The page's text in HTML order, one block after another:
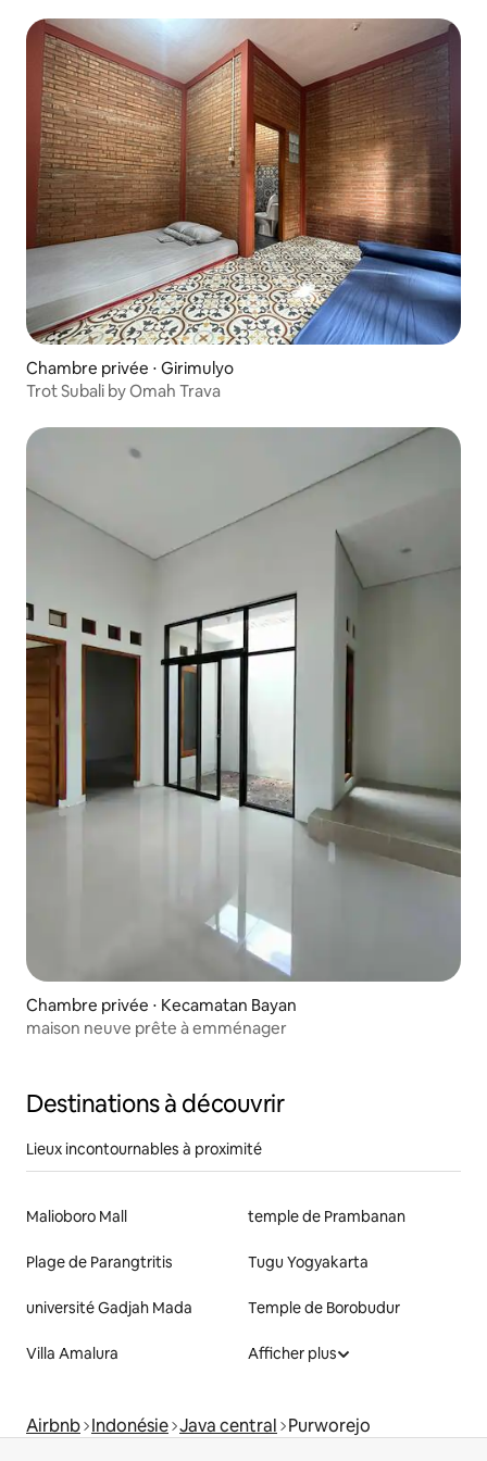
Chambre privée ⋅ Girimulyo
Trot Subali by Omah Trava
Chambre privée ⋅ Kecamatan Bayan
maison neuve prête à emménager
Destinations à découvrir
Lieux incontournables à proximité
Malioboro Mall temple de Prambanan
Plage de Parangtritis Tugu Yogyakarta
université Gadjah Mada Temple de Borobudur
Villa Amalura Afficher plus
Airbnb Indonésie Java central Purworejo